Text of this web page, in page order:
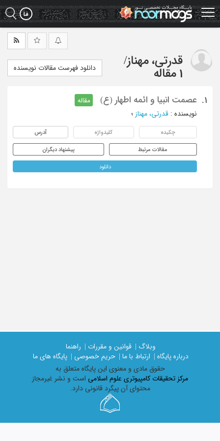
Skip
to
main
قدرتی، مهناز/
1 مقاله
دانلود فهرست مقالات نویسنده
1. عصمت انبیا و ائمه اطهار (ع)
مقاله
نویسنده : قدرتی، مهناز ؛
چکیده کلیدواژه آدرس
مقالات مرتبط پیشنهاد دیگران
دانلود
وبلاگ | قوانین و مقررات |
راهنما
درباره پایگاه |
ارتباط با ما | حریم خصوصی |
پایگاه های ما
حقوق مادی و معنوی اين پايگاه متعلق به
مرکز تحقیقات کامپیوتری علوم اسلامی است و نشر غیرمجاز
محتوای آن پیگرد قانونی دارد.